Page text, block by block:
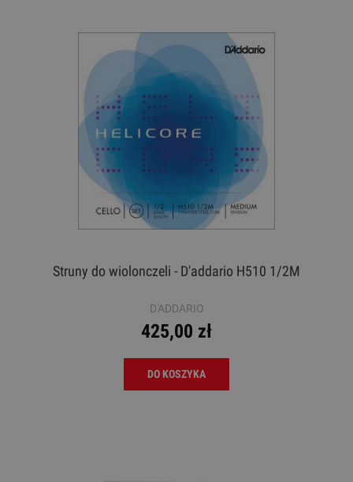
Struny do wiolonczeli - D'addario H510 1/2M
D'ADDARIO
425,00 zł
DO KOSZYKA